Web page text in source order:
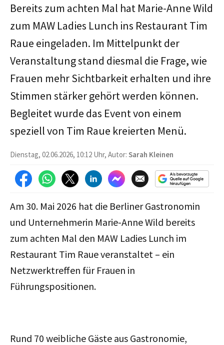
Bereits zum achten Mal hat Marie-Anne Wild
zum MAW Ladies Lunch ins Restaurant Tim
Raue eingeladen. Im Mittelpunkt der
Veranstaltung stand diesmal die Frage, wie
Frauen mehr Sichtbarkeit erhalten und ihre
Stimmen stärker gehört werden können.
Begleitet wurde das Event von einem
speziell von Tim Raue kreierten Menü.
Dienstag, 02.06.2026, 10:12 Uhr, Autor: Sarah Kleinen
Am 30. Mai 2026 hat die Berliner Gastronomin
und Unternehmerin Marie-Anne Wild bereits
zum achten Mal den MAW Ladies Lunch im
Restaurant Tim Raue veranstaltet – ein
Netzwerktreffen für Frauen in
Führungspositionen.
Rund 70 weibliche Gäste aus Gastronomie,